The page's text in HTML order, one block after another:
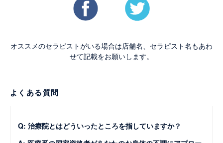
オススメのセラピストがいる場合は店舗名、セラピスト名もあわ
せて記載をお願いします。
よくある質問
Q: 治療院とはどういったところを指していますか？